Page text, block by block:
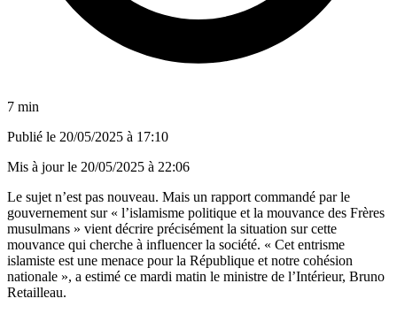
7 min
Publié le 20/05/2025 à 17:10
Mis à jour le 20/05/2025 à 22:06
Le sujet n’est pas nouveau. Mais un rapport commandé par le
gouvernement sur « l’islamisme politique et la mouvance des Frères
musulmans » vient décrire précisément la situation sur cette
mouvance qui cherche à influencer la société. « Cet entrisme
islamiste est une menace pour la République et notre cohésion
nationale », a estimé ce mardi matin le ministre de l’Intérieur, Bruno
Retailleau.